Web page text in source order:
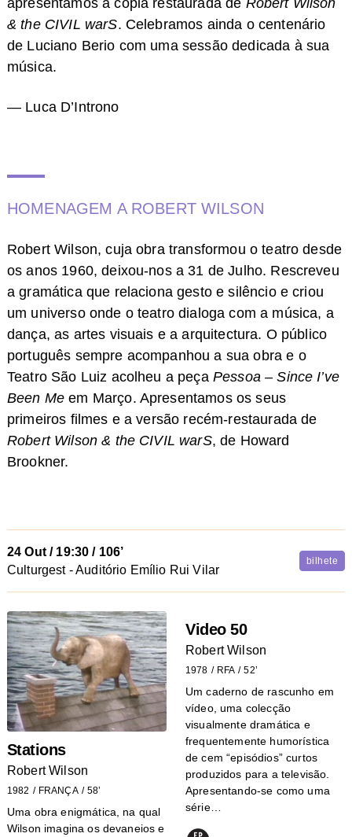
apresentamos a cópia restaurada de Robert Wilson
& the CIVIL warS. Celebramos ainda o centenário
de Luciano Berio com uma sessão dedicada à sua
música.
— Luca D’Introno
HOMENAGEM A ROBERT WILSON
Robert Wilson, cuja obra transformou o teatro desde
os anos 1960, deixou-nos a 31 de Julho. Rescreveu
a gramática que relaciona gesto e silêncio e criou
um universo onde o teatro dialoga com a música, a
dança, as artes visuais e a arquitectura. O público
português sempre acompanhou a sua obra e o
Teatro São Luiz acolheu a peça Pessoa – Since I’ve
Been Me em Março. Apresentamos os seus
primeiros filmes e a versão recém-restaurada de
Robert Wilson & the CIVIL warS, de Howard
Brookner.
24 Out / 19:30 / 106’
Culturgest - Auditório Emílio Rui Vilar
bilhete
Stations
Robert Wilson
1982 FRANÇA 58’
Uma obra enigmática, na qual
Wilson imagina os devaneios e
Video 50
Robert Wilson
1978 RFA 52’
Um caderno de rascunho em
vídeo, uma colecção
visualmente dramática e
frequentemente humorística
de cem “episódios” curtos
produzidos para a televisão.
Apresentando-se como uma
série…